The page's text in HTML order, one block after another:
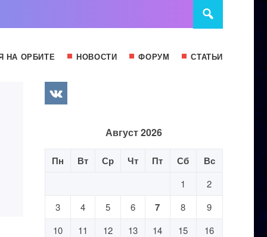
НА ОРБИТЕ НОВОСТИ ФОРУМ СТАТЬИ
Август 2026
Пн Вт Ср Чт Пт Сб Вс
1
2
3
4 5 6 7 8
9
10
11 12 13 14 15
16